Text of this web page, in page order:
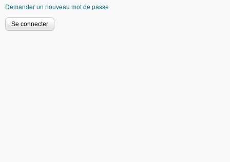
Demander un nouveau mot de passe